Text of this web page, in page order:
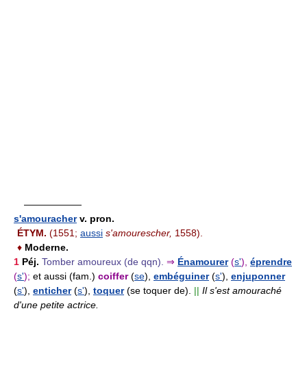
——————
s'amouracher v. pron.
ÉTYM. (1551; aussi s'amourescher, 1558).
♦ Moderne.
1 Péj. Tomber amoureux (de qqn). ⇒ Énamourer (s'), éprendre
(s'); et aussi (fam.) coiffer(se), embéguiner (s'), enjuponner
(s'), enticher (s'), toquer (se toquer de). || Il s'est amouraché
d'une petite actrice.